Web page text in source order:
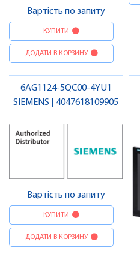
Вартість по запиту
КУПИТИ
ДОДАТИ В КОРЗИНУ
6AG1124-5QC00-4YU1
SIEMENS | 4047618109905
Вартість по запиту
КУПИТИ
ДОДАТИ В КОРЗИНУ